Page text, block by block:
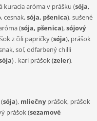
kuracia aróma v prášku (sója,
, cesnak,sója, pšenica), sušené
(sója, pšenica),sójový
z čili papričky (sója), prášok
soľ, odfarbený chilli
) , kari prášok (zeler),
(sója), mliečnyprášok, prášok
prášok (sezamové